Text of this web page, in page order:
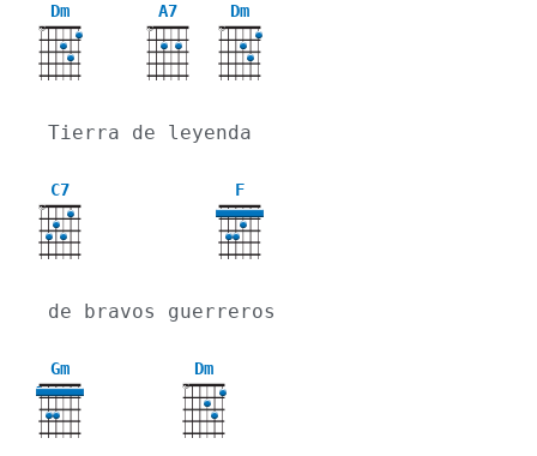
Dm
X
A7
X
Dm
X
Tierra de leyenda
C7
X
F
de bravos guerreros
Gm
3
Dm
X